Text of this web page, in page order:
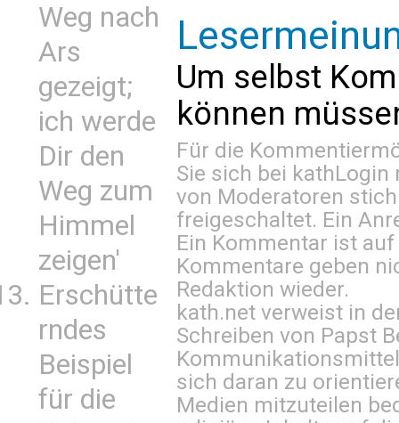
Weg nach
Ars
gezeigt;
ich werde
Dir den
Weg zum
Himmel
zeigen'
Erschütte
rndes
Beispiel
für die
Um selbst
können
Für die
Sie sich bei kathLogin
von Moderatoren
freigeschaltet. Ein
Ein Kommentar ist
Kommentare geben
Redaktion wieder.
kath.net verweist in
Schreiben von Papst
sich daran zu
Medien mitzuteilen